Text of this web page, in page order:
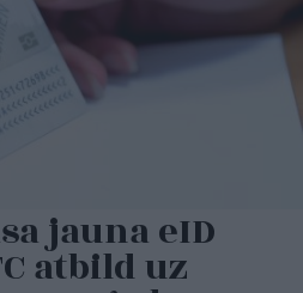
jauna eID
atbild uz